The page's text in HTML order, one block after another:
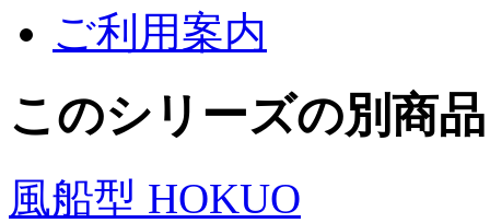
ご利用案内
このシリーズの別商品
風船型 HOKUO